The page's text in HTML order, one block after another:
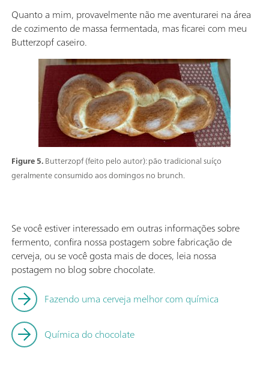
Figure 5.Butterzopf (feito pelo autor): pão tradicional suíço
geralmente consumido aos domingos no brunch.
Quanto a mim, provavelmente não me aventurarei na área
de cozimento de massa fermentada, mas ficarei com meu
Butterzopf caseiro.
Se você estiver interessado em outras informações sobre
fermento, confira nossa postagem sobre fabricação de
cerveja, ou se você gosta mais de doces, leia nossa
postagem no blog sobre chocolate.
Fazendo uma cerveja melhor com química
Química do chocolate